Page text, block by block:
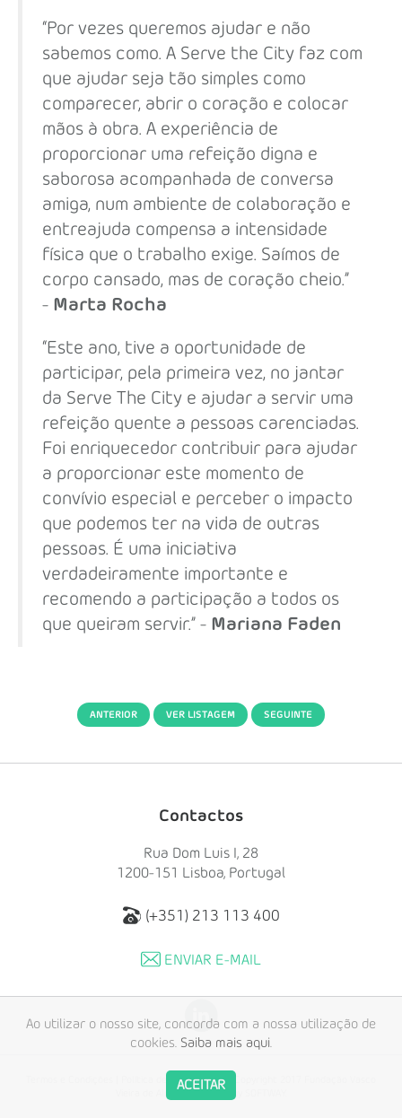
“Por vezes queremos ajudar e não
sabemos como. A Serve the City faz com
que ajudar seja tão simples como
comparecer, abrir o coração e colocar
mãos à obra. A experiência de
proporcionar uma refeição digna e
saborosa acompanhada de conversa
amiga, num ambiente de colaboração e
entreajuda compensa a intensidade
física que o trabalho exige. Saímos de
corpo cansado, mas de coração cheio.”
- Marta Rocha
“Este ano, tive a oportunidade de
participar, pela primeira vez, no jantar
da Serve The City e ajudar a servir uma
refeição quente a pessoas carenciadas.
Foi enriquecedor contribuir para ajudar
a proporcionar este momento de
convívio especial e perceber o impacto
que podemos ter na vida de outras
pessoas. É uma iniciativa
verdadeiramente importante e
recomendo a participação a todos os
que queiram servir.” - Mariana Faden
ANTERIOR VER LISTAGEM SEGUINTE
Contactos
Rua Dom Luis I, 28
1200-151 Lisboa, Portugal
(+351) 213 113 400
ENVIAR E-MAIL
Política de Privacidade© Copyright 2017 Fundação Vasco
Ao utilizar o nosso site, concorda com a nossa utilização de
cookies. Saiba mais aqui.
ACEITAR